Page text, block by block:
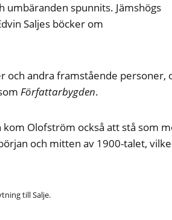
spunnits. Jämshögs
Saljes böcker om
andra framstående personer,
Författarbygden.
Olofström också att stå som
och mitten av 1900-talet,
till Salje.